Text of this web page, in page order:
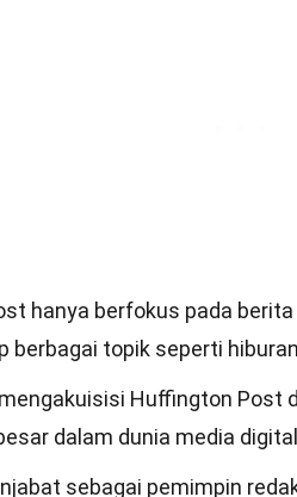
hanya berfokus pada berita
berbagai topik seperti
Huffington Post
dalam dunia media
sebagai pemimpin